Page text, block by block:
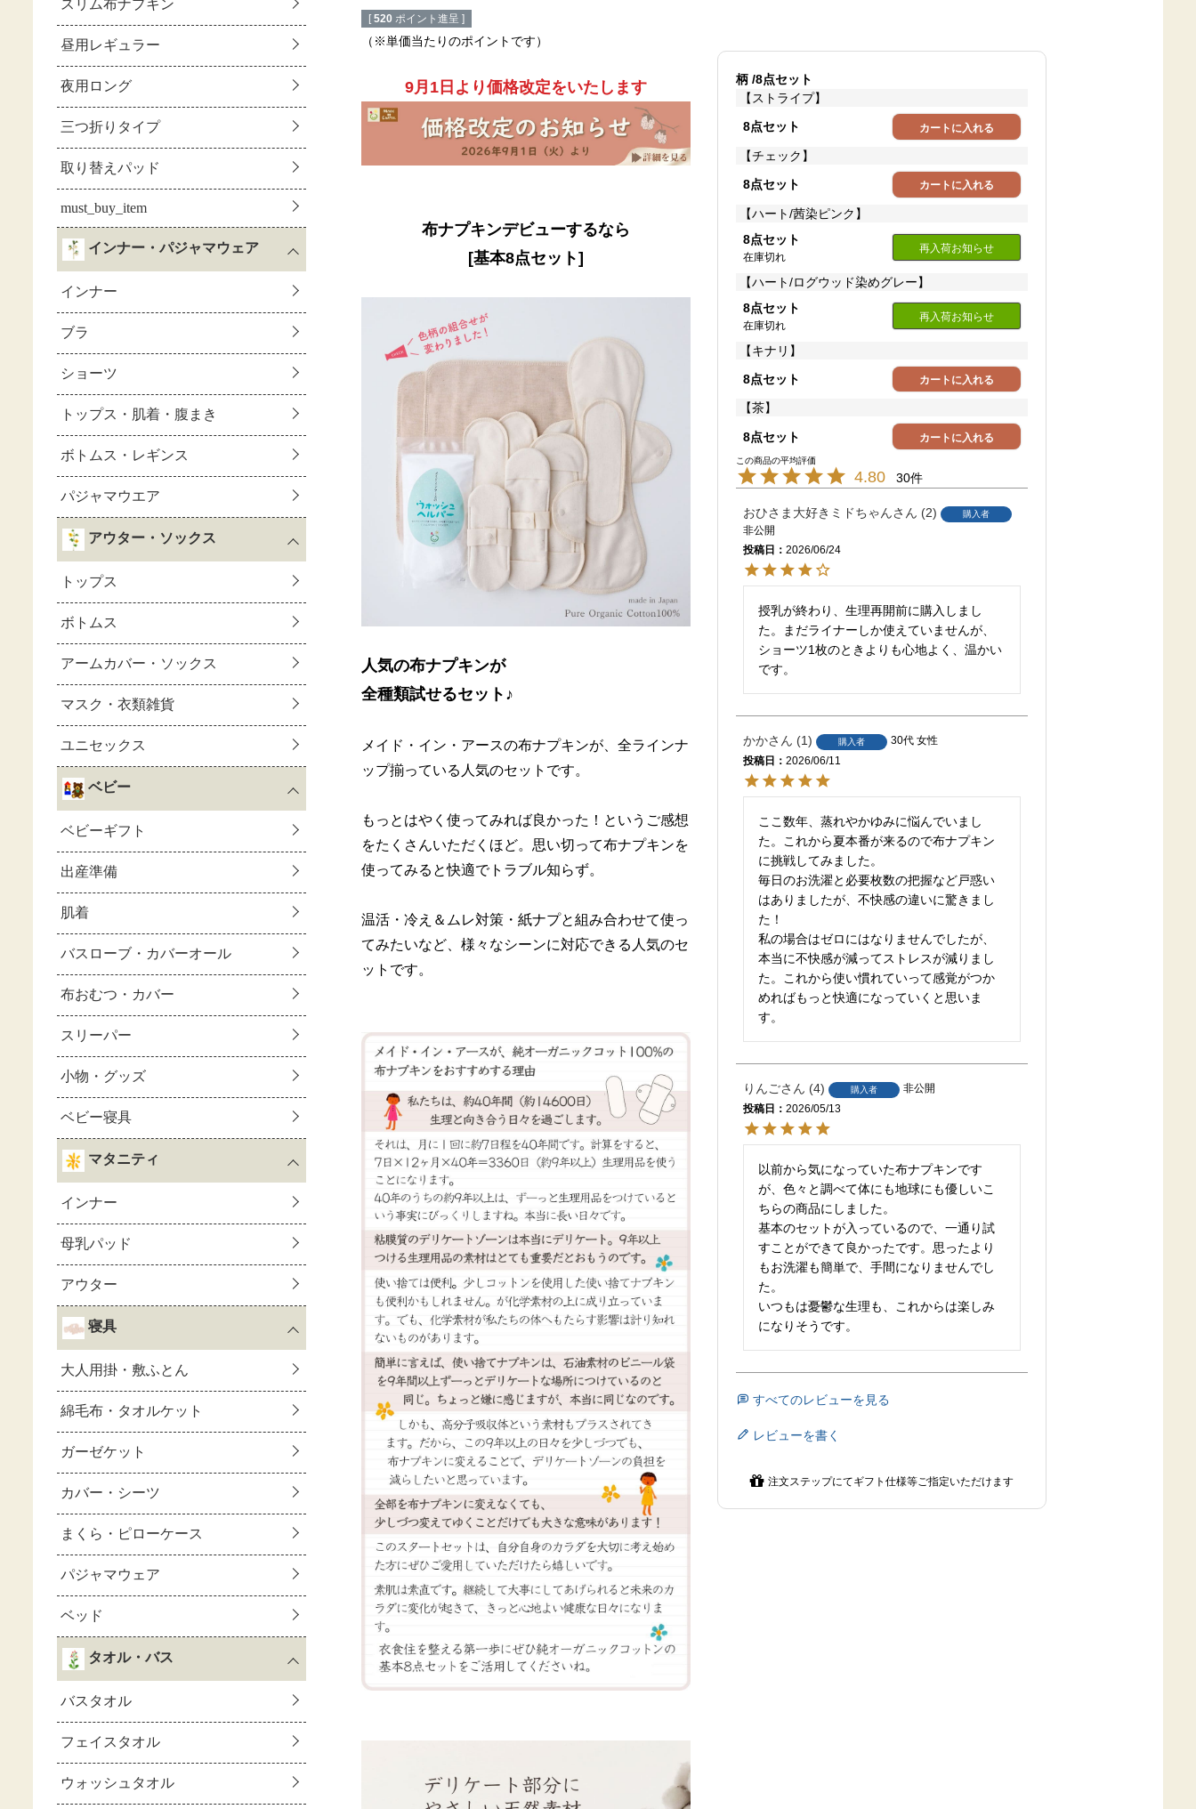
[ 520 ポイント進呈 ]
（※単価当たりのポイントです）
9月1日より価格改定をいたします
布ナプキンデビューするなら
[基本8点セット]
人気の布ナプキンが
全種類試せるセット♪
メイド・イン・アースの布ナプキンが、全ラインナ
ップ揃っている人気のセットです。
もっとはやく使ってみれば良かった！というご感想
をたくさんいただくほど。思い切って布ナプキンを
使ってみると快適でトラブル知らず。
温活・冷え＆ムレ対策・紙ナプと組み合わせて使っ
てみたいなど、様々なシーンに対応できる人気のセ
ットです。
柄 8点セット
【ストライプ】
8点セット カートに入れる
【チェック】
8点セット カートに入れる
【ハート/茜染ピンク】
8点セット
在庫切れ
再入荷お知らせ
【ハート/ログウッド染めグレー】
8点セット
在庫切れ
再入荷お知らせ
【キナリ】
8点セット カートに入れる
【茶】
8点セット カートに入れる
4.80 30
おひさま大好きミドちゃん 2 購入者
非公開
投稿日
2026/06/24
授乳が終わり、生理再開前に購入しまし
た。まだライナーしか使えていませんが、
ショーツ1枚のときよりも心地よく、温かい
です。
かか 1 購入者 30代 女性
投稿日
2026/06/11
ここ数年、蒸れやかゆみに悩んでいまし
た。これから夏本番が来るので布ナプキン
に挑戦してみました。
毎日のお洗濯と必要枚数の把握など戸惑い
はありましたが、不快感の違いに驚きまし
た！
私の場合はゼロにはなりませんでしたが、
本当に不快感が減ってストレスが減りまし
た。これから使い慣れていって感覚がつか
めればもっと快適になっていくと思いま
す。
りんご 4 購入者
非公開
投稿日
2026/05/13
以前から気になっていた布ナプキンです
が、色々と調べて体にも地球にも優しいこ
ちらの商品にしました。
基本のセットが入っているので、一通り試
すことができて良かったです。思ったより
もお洗濯も簡単で、手間になりませんでし
た。
いつもは憂鬱な生理も、これからは楽しみ
になりそうです。
すべてのレビューを見る
レビューを書く
注文ステップにてギフト仕様等ご指定いただけます